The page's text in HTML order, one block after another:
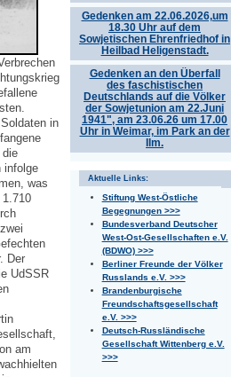
Gedenken am 22.06.2026,um
18.30 Uhr auf dem
Sowjetischen Ehrenfriedhof in
Heilbad Heligenstadt.
Gedenken an den Überfall
des faschistischen
Deutschlands auf die Völker
der Sowjetunion am 22.Juni
1941", am 23.06.26 um 17.00
Uhr in Weimar, im Park an der
Ilm.
Aktuelle Links:
Stiftung West-Östliche
Begegnungen >>>
Bundesverband Deutscher
West-Ost-Gesellschaften e.V.
(BDWO) >>>
Berliner Freunde der Völker
Russlands e.V. >>>
Brandenburgische
Freundschaftsgesellschaft
e.V. >>>
Deutsch-Russländische
Gesellschaft Wittenberg e.V.
>>>
in
die
infolge
was
Der
UdSSR
am